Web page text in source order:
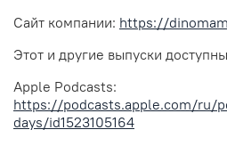
Сайт компании: https://
Этот и другие выпуски
Apple Podcasts:
https://podcasts.apple.com/ru/
days/id1523105164